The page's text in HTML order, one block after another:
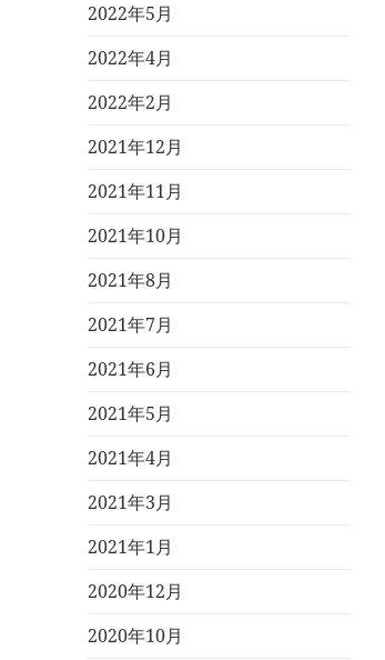
2022年5月
2022年4月
2022年2月
2021年12月
2021年11月
2021年10月
2021年8月
2021年7月
2021年6月
2021年5月
2021年4月
2021年3月
2021年1月
2020年12月
2020年10月